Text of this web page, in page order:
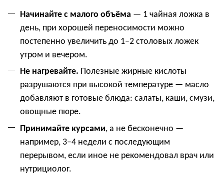
Начинайте с малого объёма — 1 чайная ложка в
день, при хорошей переносимости можно
постепенно увеличить до 1–2 столовых ложек
утром и вечером.
Не нагревайте. Полезные жирные кислоты
разрушаются при высокой температуре — масло
добавляют в готовые блюда: салаты, каши, смузи,
овощные пюре.
Принимайте курсами, а не бесконечно —
например, 3–4 недели с последующим
перерывом, если иное не рекомендовал врач или
нутрициолог.